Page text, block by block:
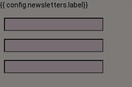
est de nature optimiste, “tourner la
difficile pour elle.
{{ config.newsletters.label}}